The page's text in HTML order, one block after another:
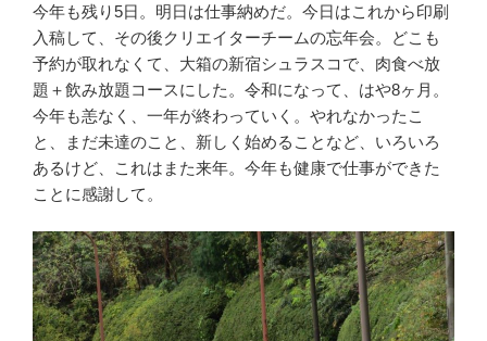
今年も残り5日。明日は仕事納めだ。今日はこれから印刷
入稿して、その後クリエイターチームの忘年会。どこも
予約が取れなくて、大箱の新宿シュラスコで、肉食べ放
題＋飲み放題コースにした。令和になって、はや8ヶ月。
今年も恙なく、一年が終わっていく。やれなかったこ
と、まだ未達のこと、新しく始めることなど、いろいろ
あるけど、これはまた来年。今年も健康で仕事ができた
ことに感謝して。